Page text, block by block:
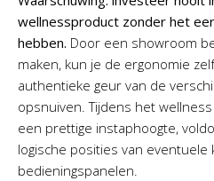
wellnessproduct zonder het
hebben. Door een showroom
maken, kun je de ergonomie
authentieke geur van de
opsnuiven. Tijdens het
een prettige instaphoogte,
logische posities van eventuele
bedieningspanelen.